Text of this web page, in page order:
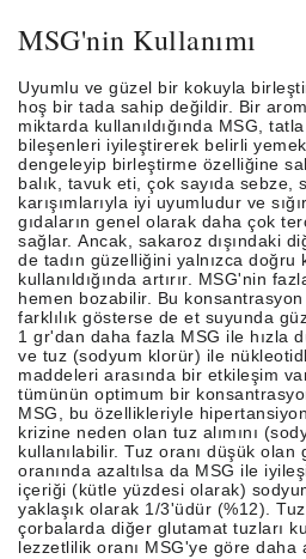
MSG'nin Kullanımı
Uyumlu ve güzel bir kokuyla
hoş bir tada sahip değildir. Bir
miktarda kullanıldığında MSG,
bileşenleri iyileştirerek belirli
dengeleyip birleştirme özelliğine
balık, tavuk eti, çok sayıda sebze,
karışımlarıyla iyi uyumludur ve
gıdaların genel olarak daha çok
sağlar. Ancak, sakaroz dışındaki
de tadın güzelliğini yalnızca doğru
kullanıldığında artırır. MSG'nin
hemen bozabilir. Bu
farklılık gösterse de et suyunda
1 gr'dan daha fazla MSG ile hızla
ve tuz (sodyum klorür) ile
maddeleri arasında bir etkileşim
tümünün optimum bir
MSG, bu özellikleriyle
krizine neden olan tuz alımını
kullanılabilir. Tuz oranı düşük olan
oranında azaltılsa da MSG ile
içeriği (kütle yüzdesi olarak)
yaklaşık olarak 1/3'üdür (%12).
çorbalarda diğer glutamat tuzları
lezzetlilik oranı MSG'ye göre daha